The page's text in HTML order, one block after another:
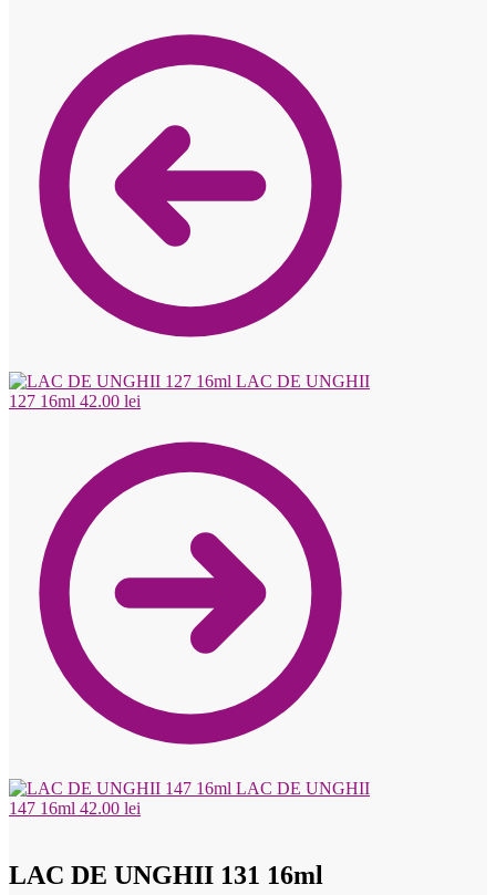
LAC DE UNGHII
127 16ml 42.00 lei
LAC DE UNGHII
147 16ml 42.00 lei
LAC DE UNGHII 131 16ml